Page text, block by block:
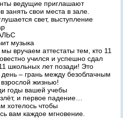
ведущие приглашают
занять свои места в зале.
свет, выступление
музыка
вручаем аттестаты тем, кто 11
учился и успешно сдал
школьных лет позади! Это
– грань между безоблачным
жизнью!
годы вашей учебы
и первое падение…
хотелось чтобы
вам каждое мгновение.